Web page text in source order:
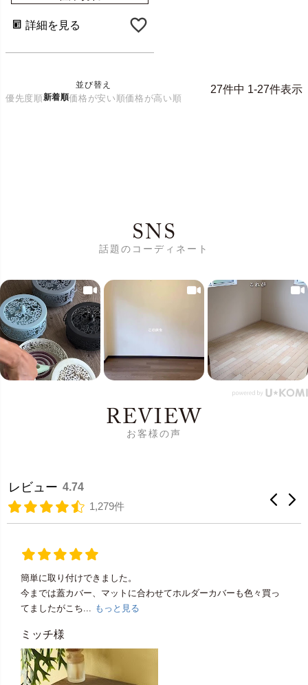
詳細を見る
並び替え
優先度順新着順価格が安い順価格が高い順
27件中 1-27件表示
SNS
話題のコーディネート
REVIEW
お客様の声
レビュー 4.74
1,279件
簡単に取り付けできました。
今までは蓋カバー、マットに合わせてホルダーカバーも色々買っ
てましたがこち... もっと見る
ミッチ様